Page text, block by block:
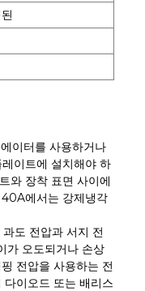
이터를 사용하거나
이트에 설치해야 하
와 장착 표면 사이에
에서는 강제냉각
도 전압과 서지 전
가 오도되거나 손상
전압을 사용하는 전
다이오드 또는 배리스